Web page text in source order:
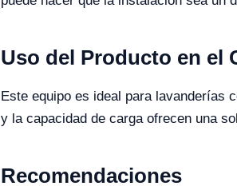
Uso del Producto en el
Este equipo es ideal para lavanderías
y la capacidad de carga ofrecen una
Recomendaciones